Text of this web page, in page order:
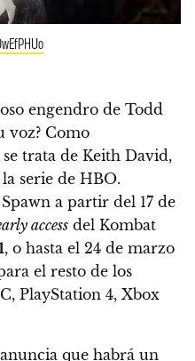
engendro de Todd
voz? Como
trata de Keith David,
serie de HBO.
Spawn a partir del 17 de
access del Kombat
, o hasta el 24 de marzo
el resto de los
PlayStation 4, Xbox
que habrá un